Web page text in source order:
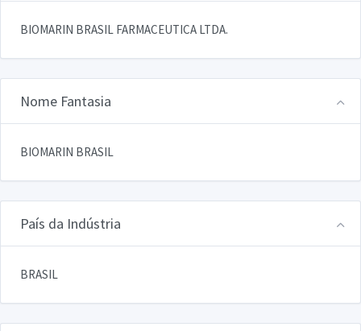
BIOMARIN BRASIL FARMACEUTICA LTDA.
Nome Fantasia
BIOMARIN BRASIL
País da Indústria
BRASIL